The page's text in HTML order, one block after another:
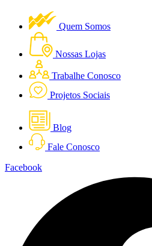
Quem Somos
Nossas Lojas
Trabalhe Conosco
Projetos Sociais
Blog
Fale Conosco
Facebook